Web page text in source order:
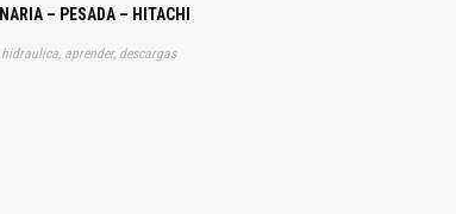
– PESADA – HITACHI
aprender, descargas